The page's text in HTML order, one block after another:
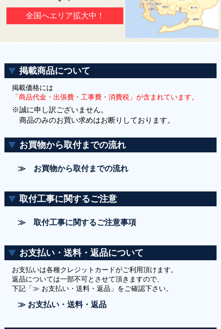
全国へエリア拡大中！
掲載商品について
掲載価格には
「商品代金・出張費・工事費・消費税」が含まれています。
※誠に申し訳ございません。
商品のみのお買い求めはお断りしております。
お買物から取付までの流れ
≫ お買物から取付までの流れ
取付工事に関するご注意
≫ 取付工事に関するご注意事項
お支払い・送料・返品について
お支払いは各種クレジットカードがご利用頂けます。
返品については一部不可とさせて頂きますので、
下記「≫ お支払い・送料・返品」をご確認下さい。
≫ お支払い・送料・返品